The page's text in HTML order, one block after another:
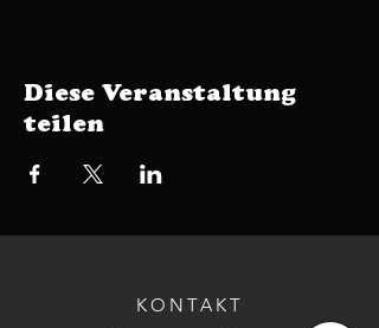
Diese Veranstaltung
teilen
KONTAKT